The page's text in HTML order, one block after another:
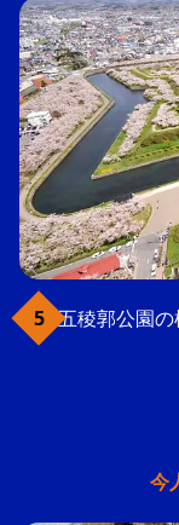
五稜郭公園
今